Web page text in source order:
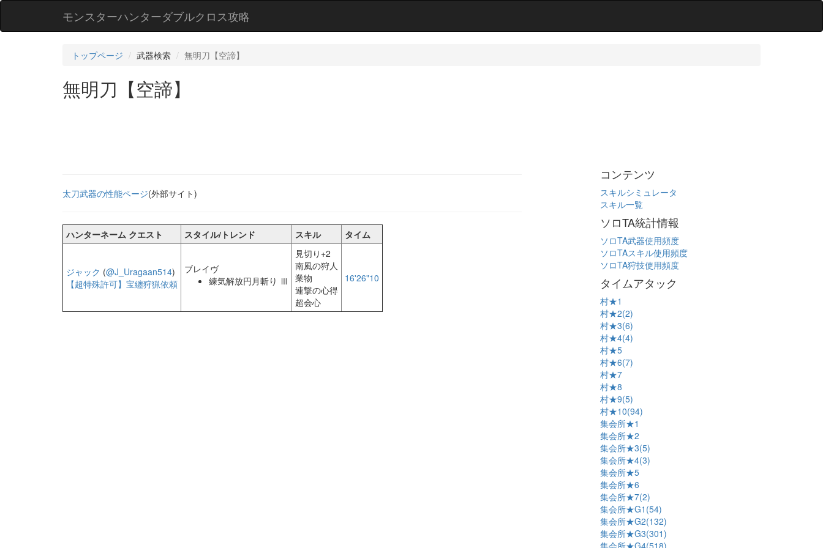
モンスターハンターダブルクロス攻略
トップページ 武器検索 無明刀【空諦】
無明刀【空諦】
太刀武器の性能ページ(外部サイト)
ハンターネーム クエスト スタイル/トレンド スキル タイム
ジャック (@J_Uragaan514)
【超特殊許可】宝纏狩猟依頼
ブレイヴ
練気解放円月斬り Ⅲ
見切り+2
南風の狩人
業物
連撃の心得
超会心
16'26"10
コンテンツ
スキルシミュレータ
スキル一覧
ソロTA統計情報
ソロTA武器使用頻度
ソロTAスキル使用頻度
ソロTA狩技使用頻度
タイムアタック
村★1
村★2(2)
村★3(6)
村★4(4)
村★5
村★6(7)
村★7
村★8
村★9(5)
村★10(94)
集会所★1
集会所★2
集会所★3(5)
集会所★4(3)
集会所★5
集会所★6
集会所★7(2)
集会所★G1(54)
集会所★G2(132)
集会所★G3(301)
集会所★G4(518)